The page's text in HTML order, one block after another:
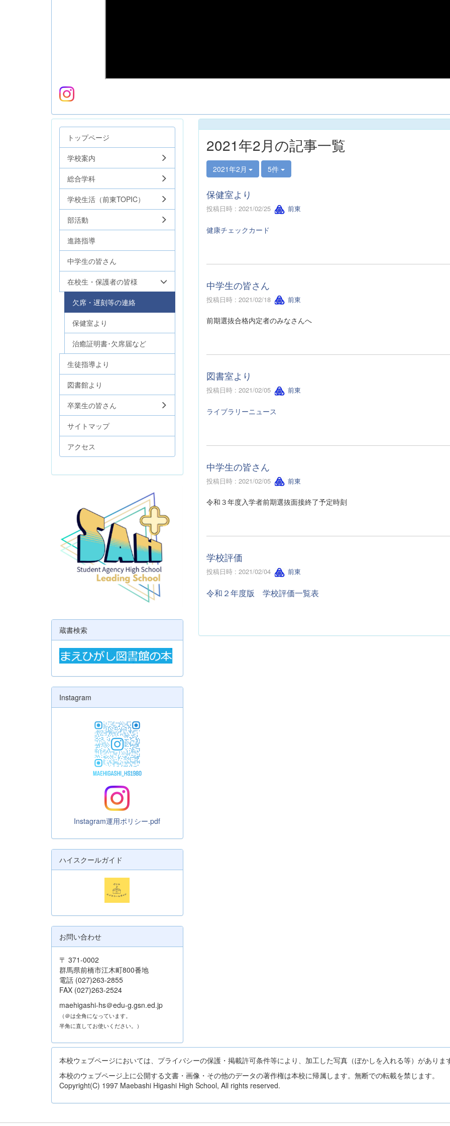
2021年2月の記事一覧
2021年2月 5件
保健室より
投稿日時 : 2021/02/25 前東
健康チェックカード
中学生の皆さん
投稿日時 : 2021/02/18 前東
前期選抜合格内定者のみなさんへ
図書室より
投稿日時 : 2021/02/05 前東
ライブラリーニュース
中学生の皆さん
投稿日時 : 2021/02/05 前東
令和３年度入学者前期選抜面接終了予定時刻
学校評価
投稿日時 : 2021/02/04 前東
令和２年度版 学校評価一覧表
トップページ
学校案内
総合学科
学校生活（前東TOPIC）
部活動
進路指導
中学生の皆さん
在校生・保護者の皆様
欠席・遅刻等の連絡
保健室より
治癒証明書･欠席届など
生徒指導より
図書館より
卒業生の皆さん
サイトマップ
アクセス
蔵書検索
Instagram
Instagram運用ポリシー.pdf
ハイスクールガイド
お問い合わせ
〒 371-0002
群馬県前橋市江木町800番地
電話 (027)263-2855
FAX (027)263-2524
maehigashi-hs＠edu-g.gsn.ed.jp
（＠は全角になっています。
半角に直してお使いください。）
本校ウェブページにおいては、プライバシーの保護・掲載許可条件等により、加工した写真（ぼかしを入れる等）がありま
本校のウェブページ上に公開する文書・画像・その他のデータの著作権は本校に帰属します。無断での転載を禁じます。
Copyright(C) 1997 Maebashi Higashi High School, All rights reserved.